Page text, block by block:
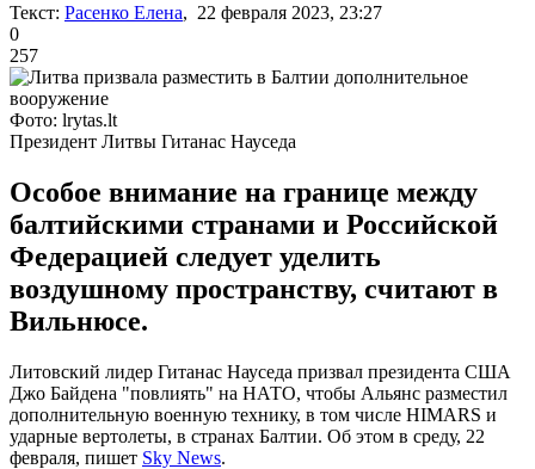
Текст: Расенко Елена, 22 февраля 2023, 23:27
0
257
Фото: lrytas.lt
Президент Литвы Гитанас Науседа
Особое внимание на границе между
балтийскими странами и Российской
Федерацией следует уделить
воздушному пространству, считают в
Вильнюсе.
Литовский лидер Гитанас Науседа призвал президента США
Джо Байдена "повлиять" на НАТО, чтобы Альянс разместил
дополнительную военную технику, в том числе HIMARS и
ударные вертолеты, в странах Балтии. Об этом в среду, 22
февраля, пишет Sky News.